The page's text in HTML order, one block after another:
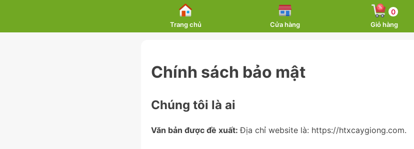
Trang chủ Cửa hàng
0
Giỏ hàng
Chính sách bảo mật
Chúng tôi là ai
Văn bản được đề xuất:Địa chỉ website là: https://htxcaygiong.com.